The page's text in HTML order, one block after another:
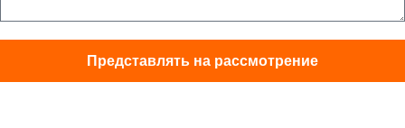
Представлять на рассмотрение